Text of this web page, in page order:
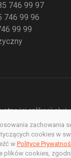
746 99 97
746 99 96
99 99
aplikacji
www
rights Reserved
zachowania
cookies w
w Polityce
plików cookies,